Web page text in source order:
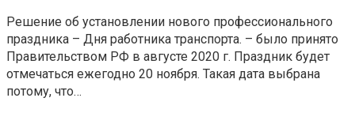
Решение об установлении нового профессионального
праздника – Дня работника транспорта. – было принято
Правительством РФ в августе 2020 г. Праздник будет
отмечаться ежегодно 20 ноября. Такая дата выбрана
потому, что…